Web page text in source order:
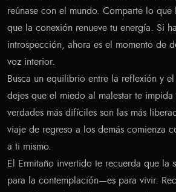
reúnase con el mundo. Comparte lo que
que la conexión renueve tu energía. Si
introspección, ahora es el momento de
voz interior.
Busca un equilibrio entre la reflexión y
dejes que el miedo al malestar te
verdades más difíciles son las más
viaje de regreso a los demás comienza
a ti mismo.
El Ermitaño invertido te recuerda que la
para la contemplación—es para vivir.